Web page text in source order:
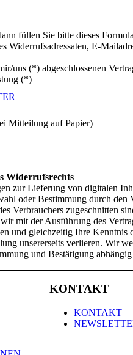
füllen Sie bitte dieses
Widerrufsadressaten, E-
uns (*) abgeschlossenen
(*)
Mitteilung auf Papier)
Widerrufsrechts
zur Lieferung von digitalen
oder Bestimmung durch den
Verbrauchers zugeschnitten
mit der Ausführung des
und gleichzeitig Ihre Kenntnis
unsererseits verlieren. Wir
und Bestätigung
KONTAKT
KONTAKT